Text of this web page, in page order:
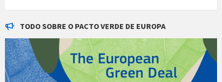
TODO SOBRE O PACTO VERDE DE EUROPA